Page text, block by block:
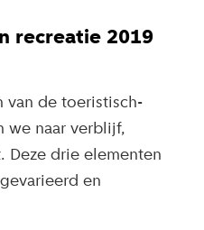
recreatie 2019
van de toeristisch-
we naar verblijf,
Deze drie elementen
en